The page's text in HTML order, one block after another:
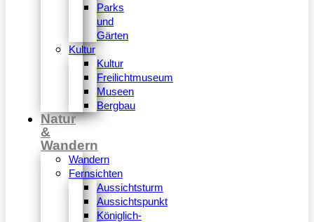
Parks
und
Gärten
Kultur
Kultur
Freilichtmuseum
Museen
Bergbau
Natur
&
Wandern
Wandern
Fernsichten
Aussichtsturm
Aussichtspunkt
Königlich-